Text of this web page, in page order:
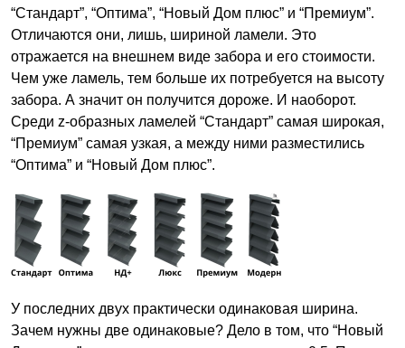
“Стандарт”, “Оптима”, “Новый Дом плюс” и “Премиум”.
Отличаются они, лишь, шириной ламели. Это
отражается на внешнем виде забора и его стоимости.
Чем уже ламель, тем больше их потребуется на высоту
забора. А значит он получится дороже. И наоборот.
Среди z-образных ламелей “Стандарт” самая широкая,
“Премиум” самая узкая, а между ними разместились
“Оптима” и “Новый Дом плюс”.
У последних двух практически одинаковая ширина.
Зачем нужны две одинаковые? Дело в том, что “Новый